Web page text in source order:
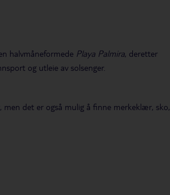
halvmåneformede Playa Palmira, deretter
og utleie av solsenger.
men det er også mulig å finne merkeklær, sko,